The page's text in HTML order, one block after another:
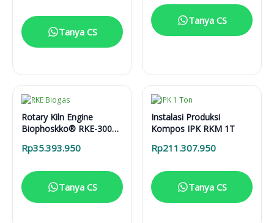
Tanya CS
Tanya CS
Rotary Kiln Engine
Biophoskko® RKE-3000
Alam)
Rp35.393.950
Tanya CS
Instalasi Produksi
Kompos IPK RKM 1T
Rp211.307.950
Tanya CS